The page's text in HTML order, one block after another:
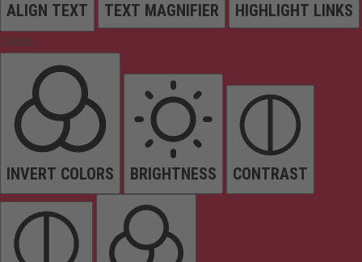
ALIGN TEXT TEXT MAGNIFIER HIGHLIGHT LINKS
Colors
INVERT COLORS BRIGHTNESS CONTRAST